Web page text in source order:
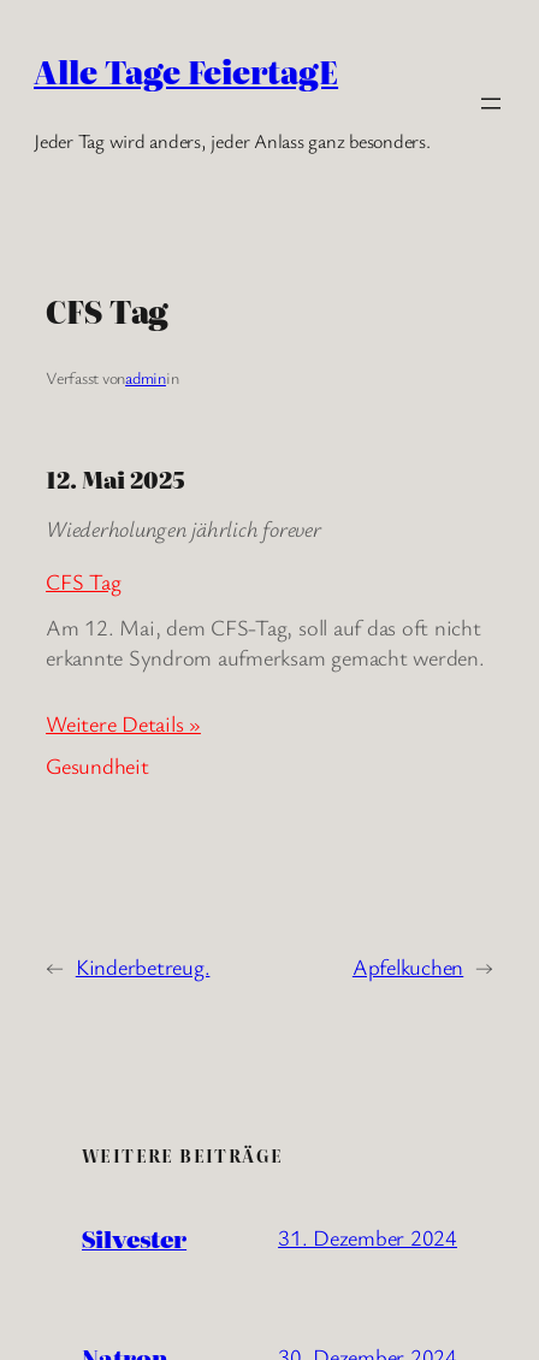
Inhalt
springen
Alle Tage FeiertagE
Jeder Tag wird anders, jeder Anlass ganz besonders.
CFS Tag
Verfasst vonadminin
12. Mai 2025
Wiederholungen jährlich forever
CFS Tag
Am 12. Mai, dem CFS-Tag, soll auf das oft nicht
erkannte Syndrom aufmerksam gemacht werden.
Weitere Details »
Gesundheit
← Kinderbetreug. Apfelkuchen →
WEITERE BEITRÄGE
Silvester 31. Dezember 2024